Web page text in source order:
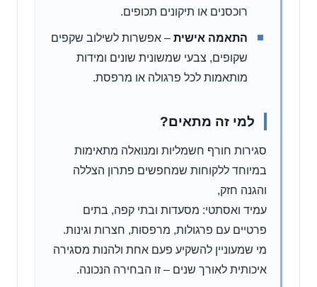
רוכסנים או תיקונים תכופים.
התאמה אישית– אפשרות לשילוב שקפים
שקופים, צבעי שמשונית שונים ומידות
מותאמות לכל פרגולה או מרפסת.
למי זה מתאים?
סגירות חורף חשמליות ומנואלה מתאימות
במיוחד ללקוחות שמחפשים פתרון הצללה
והגנה חזק,
עמיד ואסתטי: מסעדות ובתי קפה, בתים
פרטיים עם פרגולות, מרפסות, חצרות וגינות.
מי שמעוניין להשקיע פעם אחת ולהנות מסגירה
איכותית לאורך שנים – זו הבחירה הנכונה.